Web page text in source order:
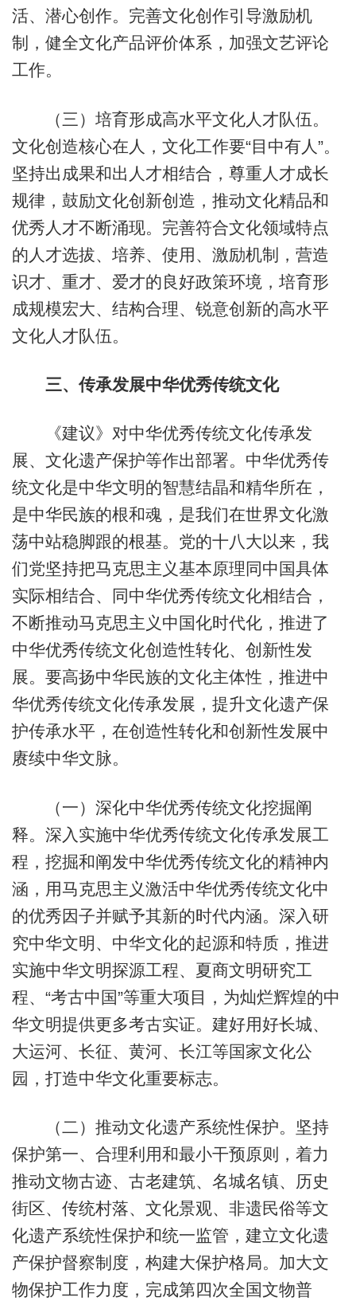
活、潜心创作。完善文化创作引导激励机
制，健全文化产品评价体系，加强文艺评论
工作。
（三）培育形成高水平文化人才队伍。
文化创造核心在人，文化工作要“目中有人”。
坚持出成果和出人才相结合，尊重人才成长
规律，鼓励文化创新创造，推动文化精品和
优秀人才不断涌现。完善符合文化领域特点
的人才选拔、培养、使用、激励机制，营造
识才、重才、爱才的良好政策环境，培育形
成规模宏大、结构合理、锐意创新的高水平
文化人才队伍。
三、传承发展中华优秀传统文化
《建议》对中华优秀传统文化传承发
展、文化遗产保护等作出部署。中华优秀传
统文化是中华文明的智慧结晶和精华所在，
是中华民族的根和魂，是我们在世界文化激
荡中站稳脚跟的根基。党的十八大以来，我
们党坚持把马克思主义基本原理同中国具体
实际相结合、同中华优秀传统文化相结合，
不断推动马克思主义中国化时代化，推进了
中华优秀传统文化创造性转化、创新性发
展。要高扬中华民族的文化主体性，推进中
华优秀传统文化传承发展，提升文化遗产保
护传承水平，在创造性转化和创新性发展中
赓续中华文脉。
（一）深化中华优秀传统文化挖掘阐
释。深入实施中华优秀传统文化传承发展工
程，挖掘和阐发中华优秀传统文化的精神内
涵，用马克思主义激活中华优秀传统文化中
的优秀因子并赋予其新的时代内涵。深入研
究中华文明、中华文化的起源和特质，推进
实施中华文明探源工程、夏商文明研究工
程、“考古中国”等重大项目，为灿烂辉煌的中
华文明提供更多考古实证。建好用好长城、
大运河、长征、黄河、长江等国家文化公
园，打造中华文化重要标志。
（二）推动文化遗产系统性保护。坚持
保护第一、合理利用和最小干预原则，着力
推动文物古迹、古老建筑、名城名镇、历史
街区、传统村落、文化景观、非遗民俗等文
化遗产系统性保护和统一监管，建立文化遗
产保护督察制度，构建大保护格局。加大文
物保护工作力度，完成第四次全国文物普